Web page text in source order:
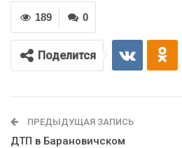
0
189
Поделится
ПРЕДЫДУЩАЯ ЗАПИСЬ
ДТП в Барановичском